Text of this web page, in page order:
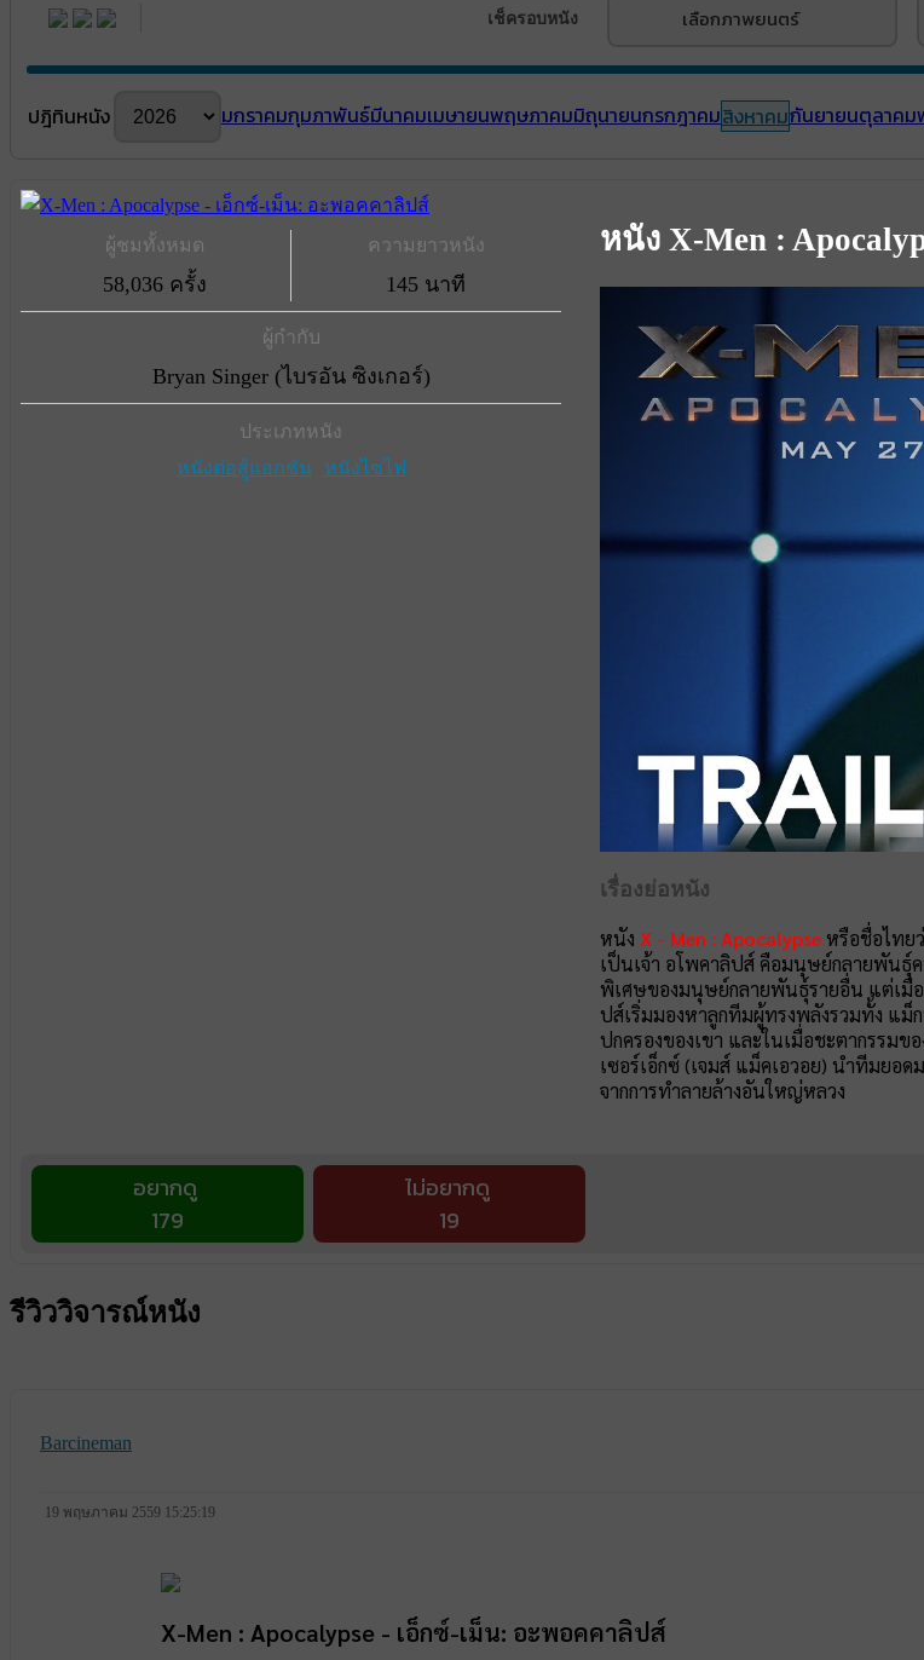
เช็ครอบหนัง เลือกภาพยนตร์
ปฎิทินหนัง มกราคมกุมภาพันธ์มีนาคมเมษายนพฤษภาคมมิถุนายนกรกฎาคมสิงหาคมกันยายนตุลาคม
ผู้ชมทั้งหมด
58,036 ครั้ง
ความยาวหนัง
145 นาที
ผู้กำกับ
Bryan Singer (ไบรอัน ซิงเกอร์)
ประเภทหนัง
หนังต่อสู้แอกชัน
หนังไซไฟ
หนัง X-Men :
เรื่องย่อหนัง
หนัง X - Men : Apocalypse หรือชื่อไทย
เป็นเจ้า อโพคาลิปส์ คือมนุษย์กลายพันธุ์
พิเศษของมนุษย์กลายพันธุ์รายอื่น แต่เมื่
ปส์เริ่มมองหาลูกทีมผู้ทรงพลังรวมทั้ง แม็
ปกครองของเขา และในเมื่อชะตากรรมข
เซอร์เอ็กซ์ (เจมส์ แม็คเอวอย) นำทีมย
จากการทำลายล้างอันใหญ่หลวง
อยากดู
179
ไม่อยากดู
19
รีวิววิจารณ์หนัง
Barcineman
19 พฤษภาคม 2559 15:25:19
X-Men : Apocalypse - เอ็กซ์-เม็น: อะพอคคาลิปส์